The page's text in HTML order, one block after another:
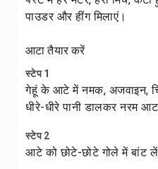
पाउडर और हींग मिलाएं।
आटा तैयार करें
स्टेप 1
गेहूं के आटे में नमक, अजवाइन,
धीरे-धीरे पानी डालकर नरम
स्टेप 2
आटे को छोटे-छोटे गोले में बांट